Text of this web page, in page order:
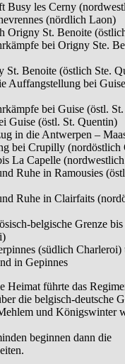
Busy les Cerny
(nördlich Laon)
Origny St. Benoite
bei Origny Ste.
St. Benoite (östlich Ste.
Auffangstellung bei
bei Guise (östl.
Guise (östl. St. Quentin)
in die Antwerpen –
bei Crupilly (nordöstlich
La Capelle
Ruhe in Ramousies
Ruhe in Clairfaits
belgische Grenze
(südlich Charleroi)
in Gepinnes
Heimat führte das
die belgisch-deutsche
und Königswinter
beginnen dann die